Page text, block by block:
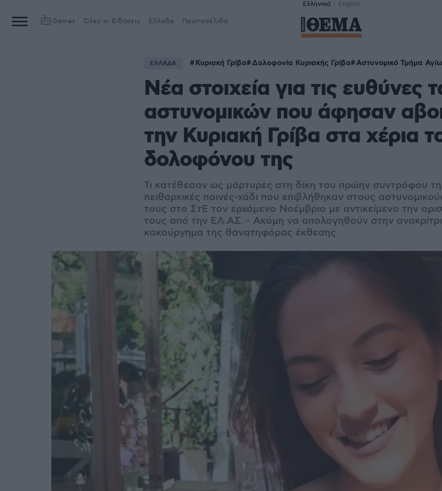
Ελληνικά English
Games Όλες οι Ειδήσεις Ελλάδα Πρωτοσέλιδα
ΕΛΛΑΔΑ Κυριακή Γρίβα Δολοφονία Κυριακής Γρίβα Αστυνομικό Τμήμα
Νέα στοιχεία για τις ευθύνες
αστυνομικών που άφησαν
την Κυριακή Γρίβα στα χέρια
δολοφόνου της
Τι κατέθεσαν ως μάρτυρες στη δίκη του πρώην συντρόφου
πειθαρχικές ποινές-χάδι που επιβλήθηκαν στους
τους στο ΣτΕ τον ερχόμενο Νοέμβριο με αντικείμενο την
τους από την ΕΛ.ΑΣ. - Ακόμη να απολογηθούν στην
κακούργημα της θανατηφόρας έκθεσης